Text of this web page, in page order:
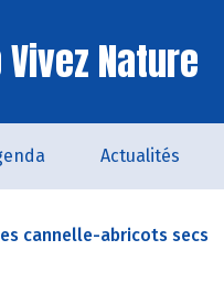
Nature
Actualités
cannelle-abricots secs